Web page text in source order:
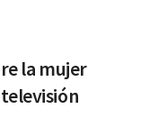
la mujer